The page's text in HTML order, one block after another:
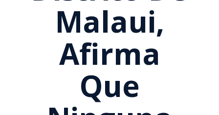
Malaui,
Afirma
Que